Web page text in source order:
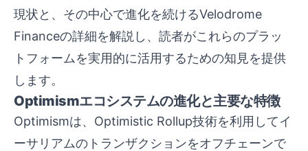
現状と、その中心で進化を続けるVelodrome
Financeの詳細を解説し、読者がこれらのプラッ
トフォームを実用的に活用するための知見を提供
します。
Optimismエコシステムの進化と主要な特徴
Optimismは、Optimistic Rollup技術を利用してイ
ーサリアムのトランザクションをオフチェーンで